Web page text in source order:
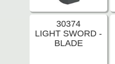
30374
LIGHT SWORD -
BLADE